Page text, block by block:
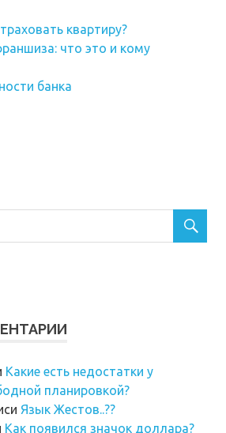
квартиру?
что это и кому
банка
Какие есть недостатки у
планировкой?
Язык Жестов..??
Как появился значок доллара?